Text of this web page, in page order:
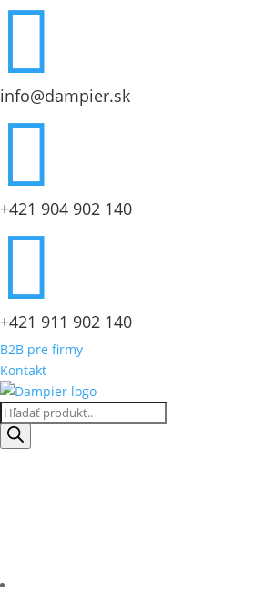

info@dampier.sk

+421 904 902 140

+421 911 902 140
B2B pre firmy
Kontakt
Products
search